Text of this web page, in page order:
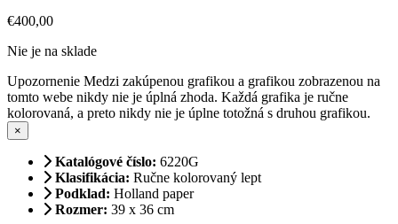
€400,00
Nie je na sklade
Upozornenie Medzi zakúpenou grafikou a grafikou zobrazenou na
tomto webe nikdy nie je úplná zhoda. Každá grafika je ručne
kolorovaná, a preto nikdy nie je úplne totožná s druhou grafikou.
×
Katalógové číslo: 6220G
Klasifikácia: Ručne kolorovaný lept
Podklad: Holland paper
Rozmer: 39 x 36 cm